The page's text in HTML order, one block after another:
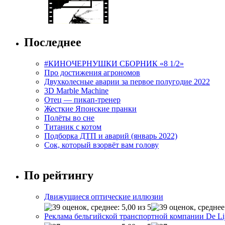
Последнее
#КИНОЧЕРНУШКИ СБОРНИК «8 1/2»
Про достижения агрономов
Двухколесные аварии за первое полугодие 2022
3D Marble Machine
Отец — пикап-тренер
Жесткие Японские пранки
Полёты во сне
Титаник с котом
Подборка ДТП и аварий (январь 2022)
Сок, который взорвёт вам голову
По рейтингу
Движущиеся оптические иллюзии
Реклама бельгийской транспортной компании De